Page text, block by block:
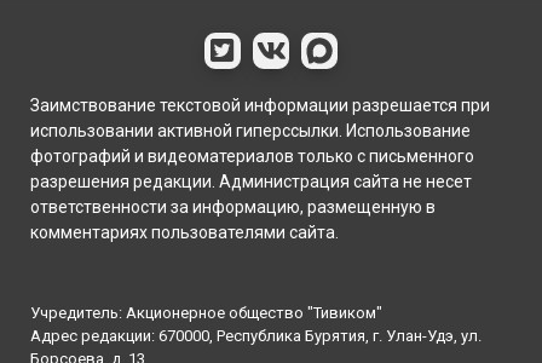
Заимствование текстовой информации разрешается при
использовании активной гиперссылки. Использование
фотографий и видеоматериалов только с письменного
разрешения редакции. Администрация сайта не несет
ответственности за информацию, размещенную в
комментариях пользователями сайта.
Учредитель: Акционерное общество "Тивиком"
Адрес редакции: 670000, Республика Бурятия, г. Улан-Удэ, ул.
Борсоева, д. 13